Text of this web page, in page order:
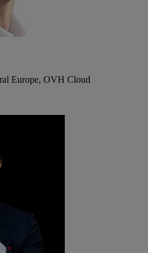
Europe, OVH Cloud